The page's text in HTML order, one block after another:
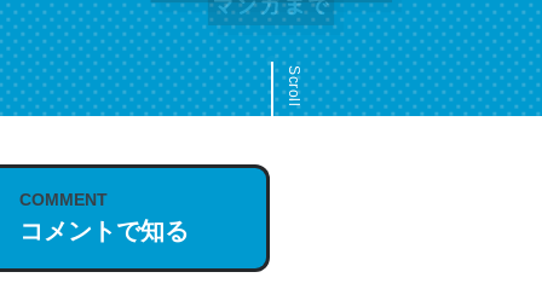
Scroll
COMMENT
コメントで知る
これは名文。彼はとてもクレバーなんだろうなと凄く思
う。英語少しでも読める人は原文もお勧め。自分はこの流
れ好き。Let’s Fucking Go. Then Covid hit. Shit.